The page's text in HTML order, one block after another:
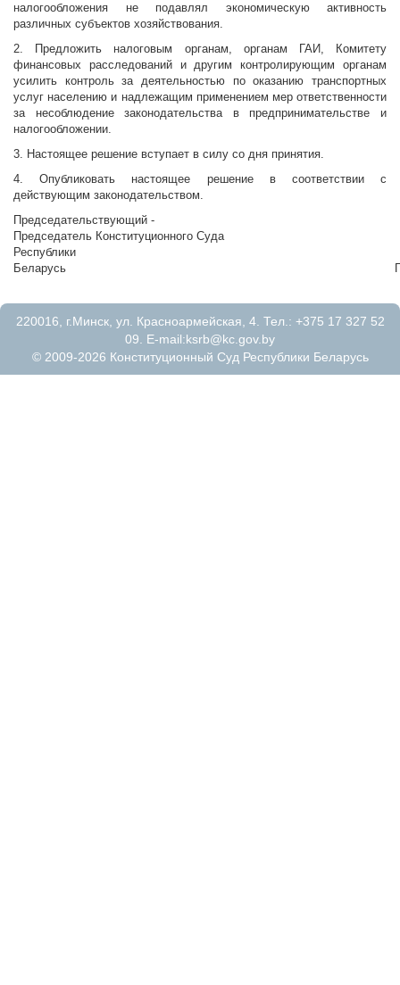
налогообложения не подавлял экономическую активность
различных субъектов хозяйствования.
2. Предложить налоговым органам, органам ГАИ, Комитету
финансовых расследований и другим контролирующим органам
усилить контроль за деятельностью по оказанию транспортных
услуг населению и надлежащим применением мер ответственности
за несоблюдение законодательства в предпринимательстве и
налогообложении.
3. Настоящее решение вступает в силу со дня принятия.
4. Опубликовать настоящее решение в соответствии с
действующим законодательством.
Председательствующий -
Председатель Конституционного Суда
Республики
Беларусь
220016, г.Минск, ул. Красноармейская, 4. Тел.: +375 17 327 52
09. E-mail:ksrb@kc.gov.by
© 2009-2026 Конституционный Суд Республики Беларусь